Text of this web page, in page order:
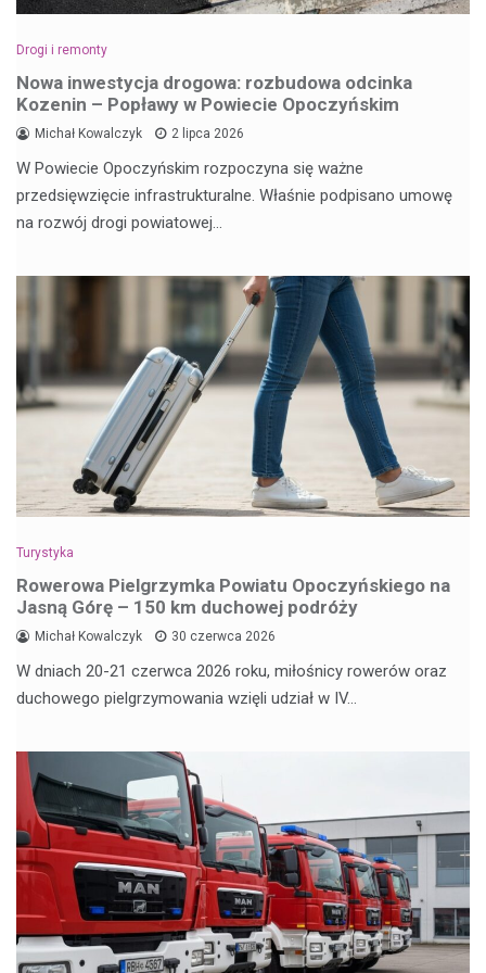
Drogi i remonty
Nowa inwestycja drogowa: rozbudowa odcinka
Kozenin – Popławy w Powiecie Opoczyńskim
Michał Kowalczyk 2 lipca 2026
W Powiecie Opoczyńskim rozpoczyna się ważne
przedsięwzięcie infrastrukturalne. Właśnie podpisano umowę
na rozwój drogi powiatowej…
Turystyka
Rowerowa Pielgrzymka Powiatu Opoczyńskiego na
Jasną Górę – 150 km duchowej podróży
Michał Kowalczyk 30 czerwca 2026
W dniach 20-21 czerwca 2026 roku, miłośnicy rowerów oraz
duchowego pielgrzymowania wzięli udział w IV…